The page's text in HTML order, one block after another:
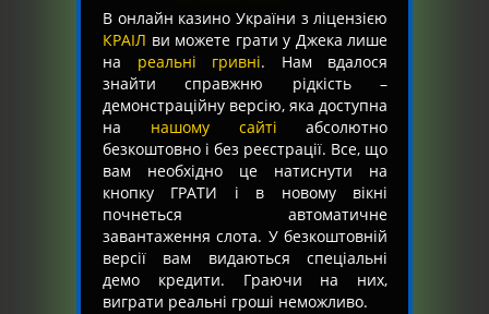
В онлайн казино України з ліцензією
КРАІЛ ви можете грати у Джека лише
на реальні гривні. Нам вдалося
знайти справжню рідкість –
демонстраційну версію, яка доступна
на нашому сайті абсолютно
безкоштовно і без реєстрації. Все, що
вам необхідно це натиснути на
кнопку ГРАТИ і в новому вікні
почнеться автоматичне
завантаження слота. У безкоштовній
версії вам видаються спеціальні
демо кредити. Граючи на них,
виграти реальні гроші неможливо.